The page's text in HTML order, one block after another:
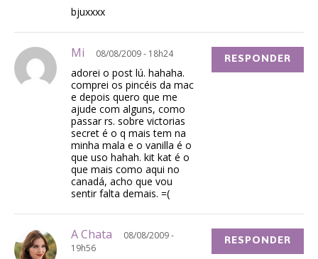
bjuxxxx
Mi 08/08/2009 - 18h24
adorei o post lú. hahaha.
comprei os pincéis da mac
e depois quero que me
ajude com alguns, como
passar rs. sobre victorias
secret é o q mais tem na
minha mala e o vanilla é o
que uso hahah. kit kat é o
que mais como aqui no
canadá, acho que vou
sentir falta demais. =(
RESPONDER
A Chata
08/08/2009 -
19h56
RESPONDER